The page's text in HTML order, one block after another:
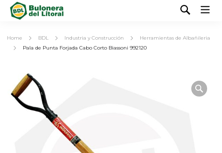
Home BDL Industria y Construcción
Herramientas de Albañileria
Pala de Punta Forjada Cabo Corto Biassoni 992120